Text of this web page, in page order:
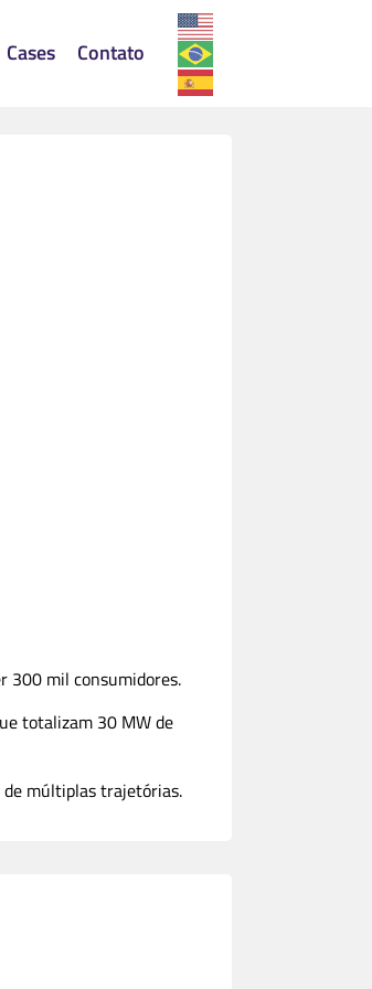
Cases Contato
300 mil consumidores.
totalizam 30 MW de
de múltiplas trajetórias.